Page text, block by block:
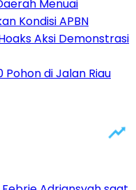
Menuai
Kondisi APBN
Aksi Demonstrasi
Pohon di Jalan Riau